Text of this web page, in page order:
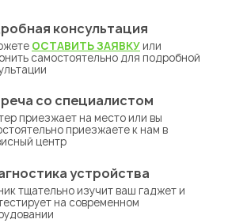
консультация
ОСТАВИТЬ ЗАЯВКУ или
самостоятельно для подробной
со специалистом
приезжает на место или вы
приезжаете к нам в
центр
устройства
тщательно изучит ваш гаджет и
на современном